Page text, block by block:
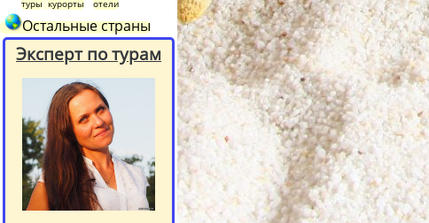
туры курорты отели
Остальные страны
Эксперт по турам